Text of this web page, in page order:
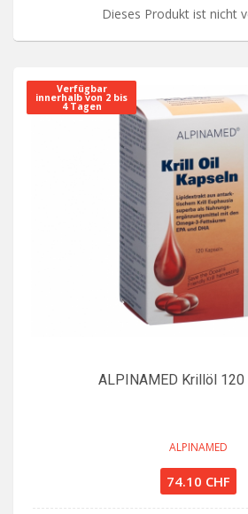
Dieses Produkt ist nicht
Verfügbar
innerhalb von 2 bis
4 Tagen
ALPINAMED Krillöl 120
ALPINAMED
74.10 CHF